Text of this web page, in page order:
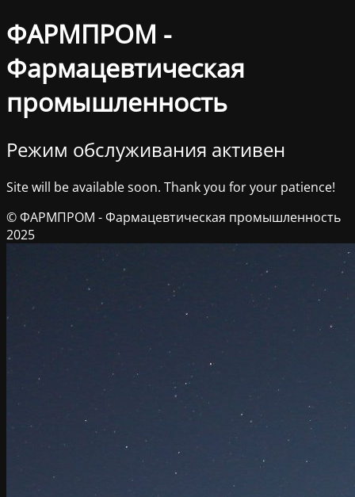
ФАРМПРОМ -
Фармацевтическая
промышленность
Режим обслуживания активен
Site will be available soon. Thank you for your patience!
© ФАРМПРОМ - Фармацевтическая промышленность
2025